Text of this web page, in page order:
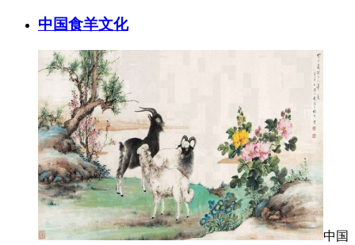
中国食羊文化
中国